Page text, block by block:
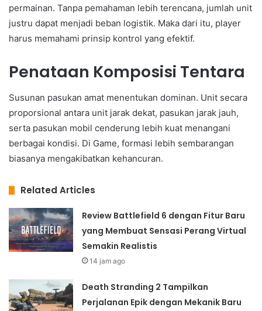
permainan. Tanpa pemahaman lebih terencana, jumlah unit
justru dapat menjadi beban logistik. Maka dari itu, player
harus memahami prinsip kontrol yang efektif.
Penataan Komposisi Tentara
Susunan pasukan amat menentukan dominan. Unit secara
proporsional antara unit jarak dekat, pasukan jarak jauh,
serta pasukan mobil cenderung lebih kuat menangani
berbagai kondisi. Di Game, formasi lebih sembarangan
biasanya mengakibatkan kehancuran.
Related Articles
Review Battlefield 6 dengan Fitur Baru
yang Membuat Sensasi Perang Virtual
Semakin Realistis
14 jam ago
Death Stranding 2 Tampilkan
Perjalanan Epik dengan Mekanik Baru